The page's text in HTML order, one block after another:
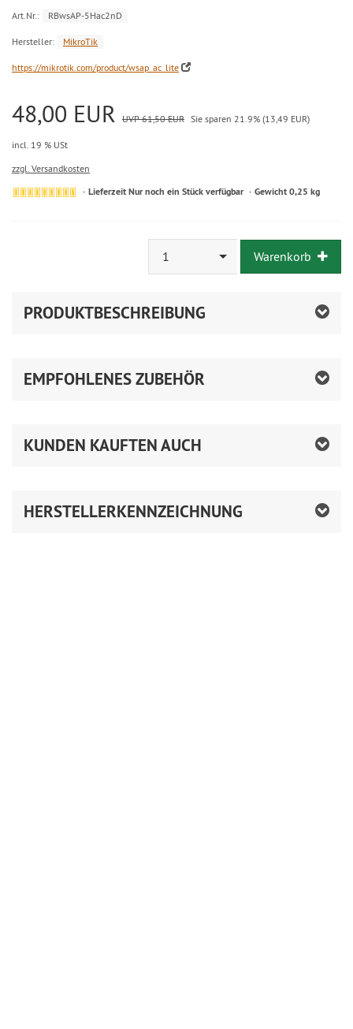
Art.Nr.: RBwsAP-5Hac2nD
Hersteller: MikroTik
https://mikrotik.com/product/wsap_ac_lite
48,00 EUR UVP 61,50 EUR Sie sparen 21.9% (13,49 EUR)
incl. 19 % USt
zzgl. Versandkosten
Lieferzeit Nur noch ein Stück verfügbar Gewicht 0,25 kg
1 Warenkorb
PRODUKTBESCHREIBUNG
EMPFOHLENES ZUBEHÖR
KUNDEN KAUFTEN AUCH
HERSTELLERKENNZEICHNUNG